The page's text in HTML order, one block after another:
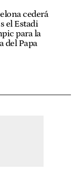
cederá
el Estadi
para la
del Papa